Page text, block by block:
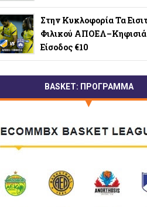
Στην Κυκλοφορία Τα
Φιλικού ΑΠΟΕΛ–Κηφισιά
Είσοδος €10
BASKET: ΠΡΟΓΡΑΜΜΑ